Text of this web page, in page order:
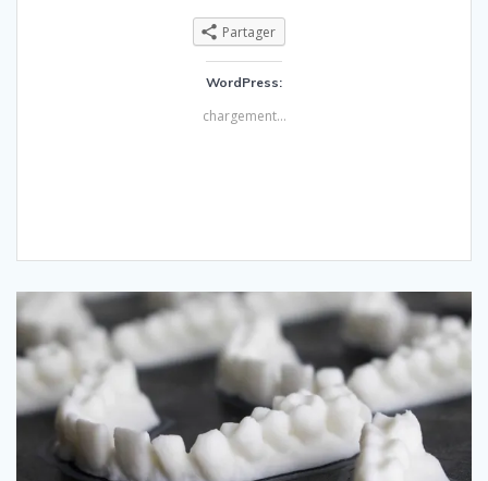
Partager
WordPress:
chargement…